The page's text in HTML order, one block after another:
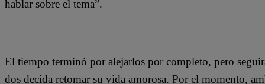
hablar sobre el tema”.
El tiempo terminó por alejarlos por completo, pero
dos decida retomar su vida amorosa. Por el momento,